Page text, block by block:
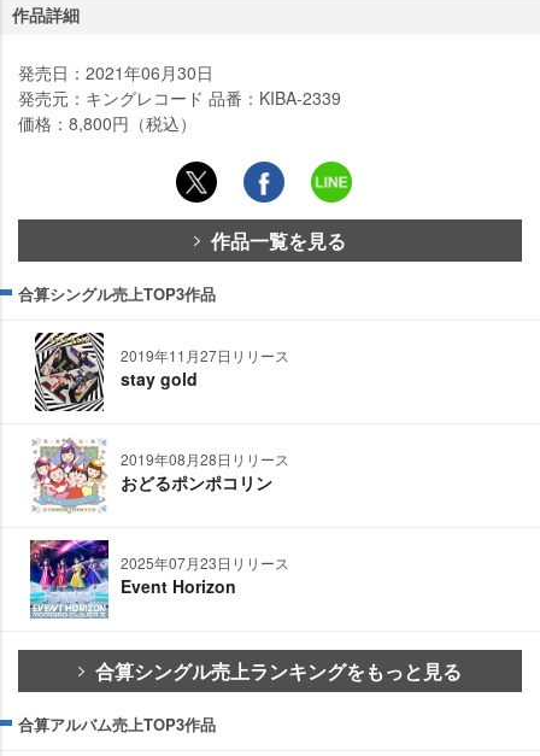
作品詳細
発売日：2021年06月30日
発売元：キングレコード 品番：KIBA-2339
価格：8,800円（税込）
作品一覧を見る
合算シングル売上TOP3作品
2019年11月27日リリース
stay gold
2019年08月28日リリース
おどるポンポコリン
2025年07月23日リリース
Event Horizon
合算シングル売上ランキングをもっと見る
合算アルバム売上TOP3作品